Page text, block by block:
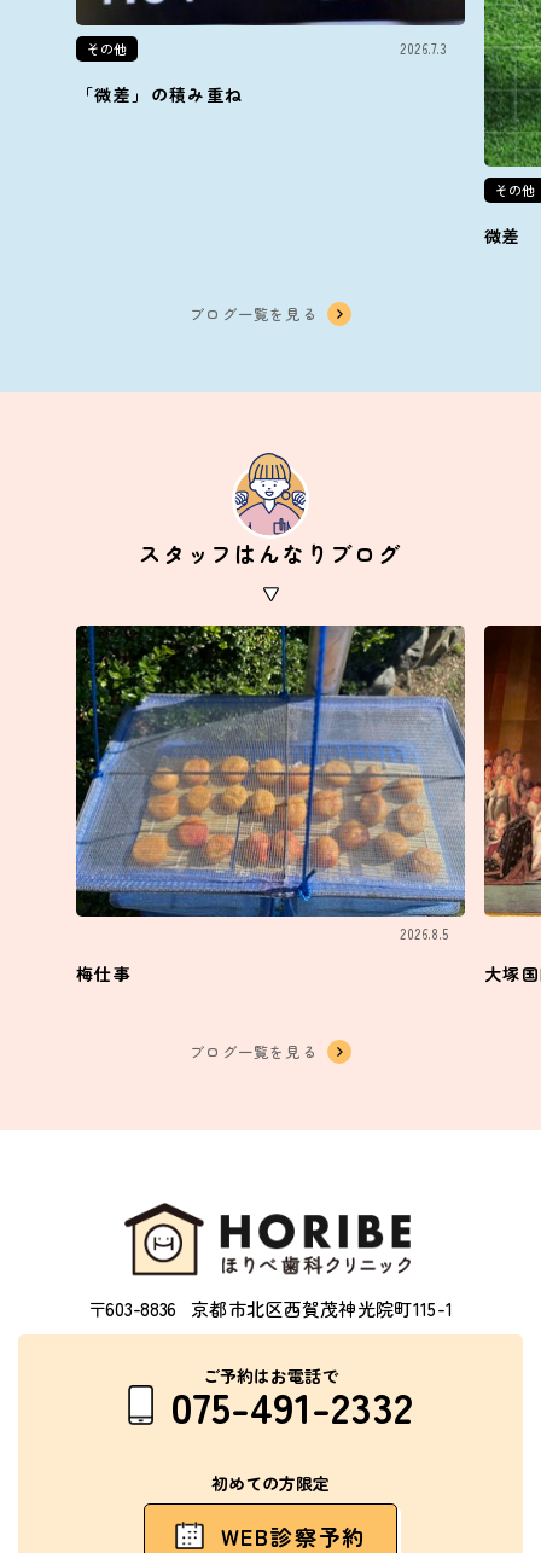
その他 2026.7.3
「微差」の積み重ね
その他
微差
ブログ一覧を見る
スタッフはんなりブログ
2026.8.5
梅仕事 大塚
ブログ一覧を見る
〒603-8836 京都市北区西賀茂神光院町115-1
ご予約はお電話で
075-491-2332
初めての方限定
WEB診察予約